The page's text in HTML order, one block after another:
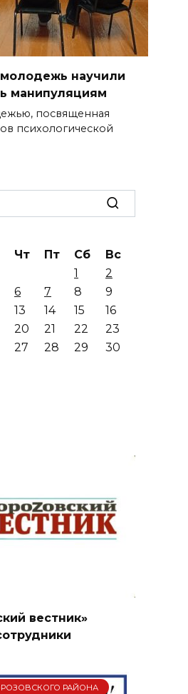
научили
манипуляциям
посвященная
психологической
Чт Пт Сб
Вс
1
2
6 7 8
9
13 14 15
16
20 21 22
23
27 28 29
30
вестник»
РАЙОНА